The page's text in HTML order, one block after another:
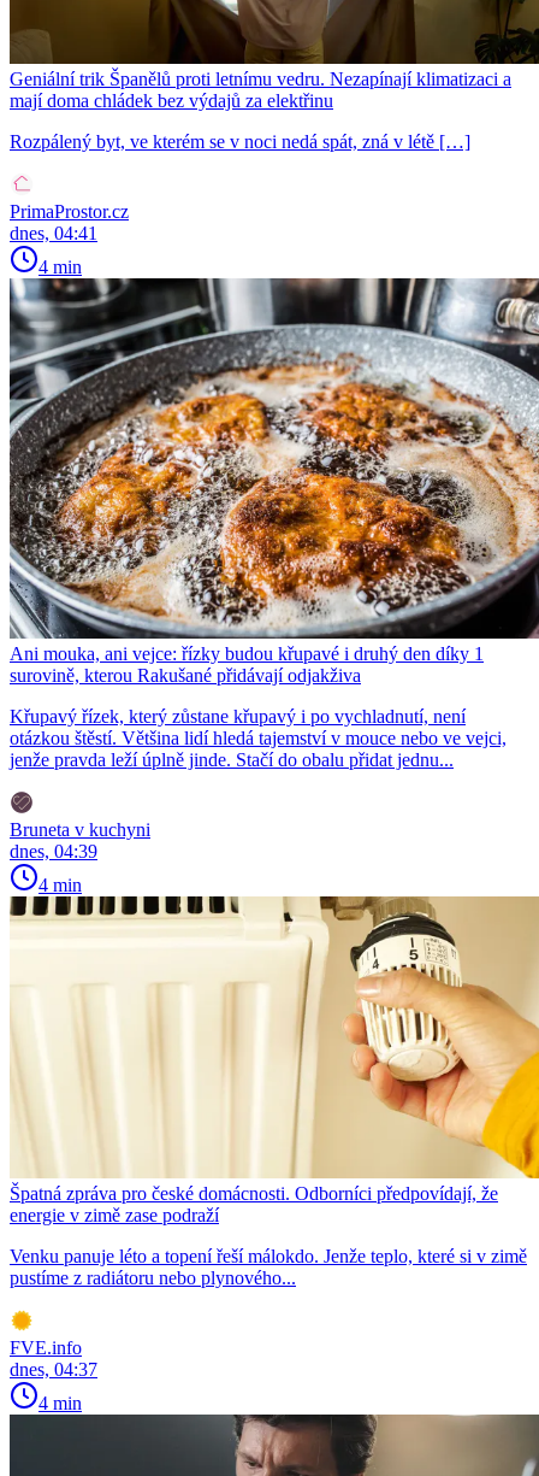
Geniální trik Španělů proti letnímu vedru. Nezapínají klimatizaci a
mají doma chládek bez výdajů za elektřinu
Rozpálený byt, ve kterém se v noci nedá spát, zná v létě […]
PrimaProstor.cz
dnes, 04:41
4 min
Ani mouka, ani vejce: řízky budou křupavé i druhý den díky 1
surovině, kterou Rakušané přidávají odjakživa
Křupavý řízek, který zůstane křupavý i po vychladnutí, není
otázkou štěstí. Většina lidí hledá tajemství v mouce nebo ve vejci,
jenže pravda leží úplně jinde. Stačí do obalu přidat jednu...
Bruneta v kuchyni
dnes, 04:39
4 min
Špatná zpráva pro české domácnosti. Odborníci předpovídají, že
energie v zimě zase podraží
Venku panuje léto a topení řeší málokdo. Jenže teplo, které si v zimě
pustíme z radiátoru nebo plynového...
FVE.info
dnes, 04:37
4 min